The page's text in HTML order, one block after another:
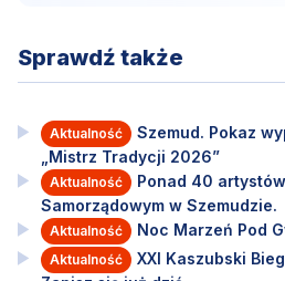
Sprawdź także
Aktualność
Szemud. Pokaz
„Mistrz Tradycji 2026”
Aktualność
Ponad 40
Samorządowym w Szemudzie.
Aktualność Noc Marzeń Pod
Aktualność
XXI Kaszubski